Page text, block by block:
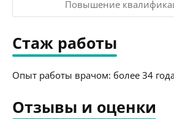
Повышение
Стаж работы
Опыт работы врачом: более 34
Отзывы и оценки